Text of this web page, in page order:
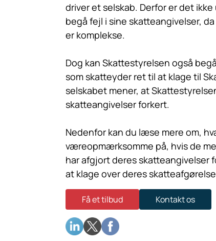
driver et selskab. Derfor er det
begå fejl i sine skatteangivelser,
er komplekse.
Dog kan Skattestyrelsen også
som skatteyder ret til at klage til
selskabet mener, at
skatteangivelser forkert.
Nedenfor kan du læse mere om,
væreopmærksomme på, hvis de
har afgjort deres skatteangivelser
at klage over deres
Få et tilbud Kontakt os